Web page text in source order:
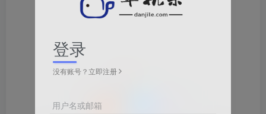
登录
没有账号？立即注册
用户名或邮箱